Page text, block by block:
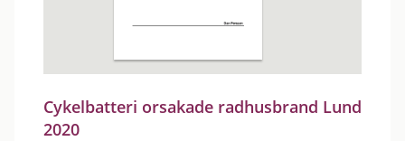
Cykelbatteri orsakade radhusbrand Lund
2020